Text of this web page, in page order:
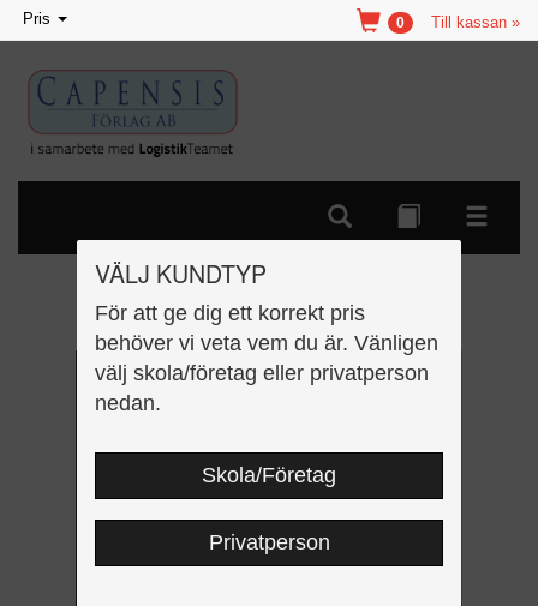
VÄLJ KUNDTYP
För att ge dig ett korrekt pris
behöver vi veta vem du är. Vänligen
välj skola/företag eller privatperson
nedan.
Skola/Företag
Privatperson
Toggle
navigation
Pris Till kassan »
0
SO 6 grundbok